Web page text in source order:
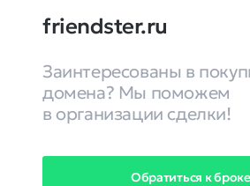
friendster.ru
Заинтересованы в
домена? Мы поможем
в организации сделки!
Обратиться к